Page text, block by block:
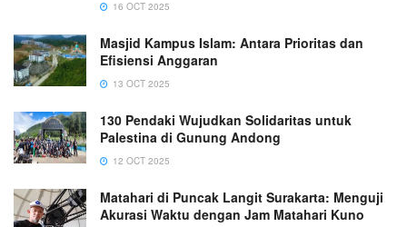
16 OCT 2025
Masjid Kampus Islam: Antara Prioritas dan
Efisiensi Anggaran
13 OCT 2025
130 Pendaki Wujudkan Solidaritas untuk
Palestina di Gunung Andong
12 OCT 2025
Matahari di Puncak Langit Surakarta: Menguji
Akurasi Waktu dengan Jam Matahari Kuno